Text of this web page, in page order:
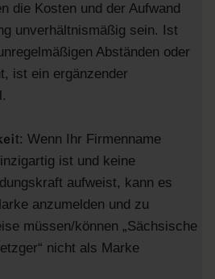
die Kosten und der Aufwand
unverhältnismäßig sein. Ist
Abständen oder
ist ein ergänzender
t: Wenn Ihr Firmenname
ist und keine
aufweist, kann es
anzumelden und zu
müssen/können „Sächsische
nicht als Marke